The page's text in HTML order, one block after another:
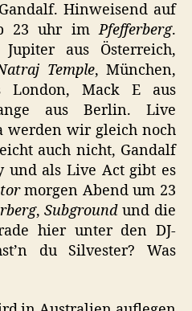
Hinweisend auf
23 uhr imPfefferberg.
aus Österreich,
Temple, München,
London, Mack E aus
aus Berlin. Live
werden wir gleich noch
auch nicht, Gandalf
und als Live Act gibt es
morgen Abend um 23
,Subgroundund die
hier unter den DJ-
du Silvester? Was